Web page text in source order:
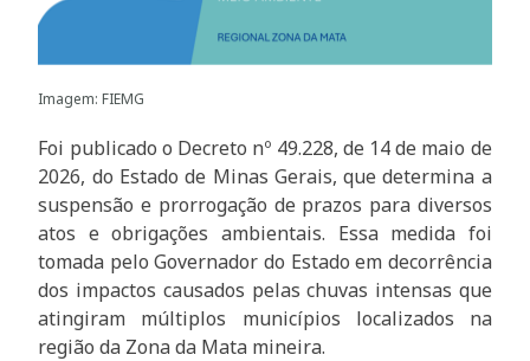
Imagem: FIEMG
Foi publicado o Decreto nº 49.228, de 14 de maio de
2026, do Estado de Minas Gerais, que determina a
suspensão e prorrogação de prazos para diversos
atos e obrigações ambientais. Essa medida foi
tomada pelo Governador do Estado em decorrência
dos impactos causados pelas chuvas intensas que
atingiram múltiplos municípios localizados na
região da Zona da Mata mineira.